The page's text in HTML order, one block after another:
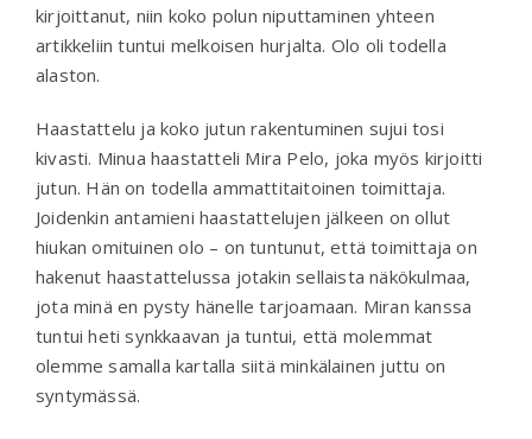
kirjoittanut, niin koko polun niputtaminen yhteen
artikkeliin tuntui melkoisen hurjalta. Olo oli todella
alaston.
Haastattelu ja koko jutun rakentuminen sujui tosi
kivasti. Minua haastatteli Mira Pelo, joka myös kirjoitti
jutun. Hän on todella ammattitaitoinen toimittaja.
Joidenkin antamieni haastattelujen jälkeen on ollut
hiukan omituinen olo – on tuntunut, että toimittaja on
hakenut haastattelussa jotakin sellaista näkökulmaa,
jota minä en pysty hänelle tarjoamaan. Miran kanssa
tuntui heti synkkaavan ja tuntui, että molemmat
olemme samalla kartalla siitä minkälainen juttu on
syntymässä.